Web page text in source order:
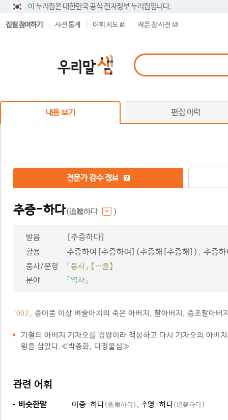
이 누리집은 대한민국 공식 전자정부 누리집입니다.
집필 참여하기 사전 통계 어휘 지도 작은 창 사전
내용 보기 편집 이력
전문가 감수 정보
추증-하다(追贈하다 )
발음 [추증하다]
활용 추증하여[추증하여](추증해[추증해]), 추증
품사/문형
「동사」 【…을】
분야
『역사』
「002」 종이품 이상 벼슬아치의 죽은 아버지, 할아버지, 증조할아버
기철의 아버지 기자오를 경왕이라 책봉하고 다시 기자오의 아버
왕을 삼았다.≪박종화, 다정불심≫
관련 어휘
비슷한말 이증-하다(貤贈하다) , 추영-하다(追榮하다)